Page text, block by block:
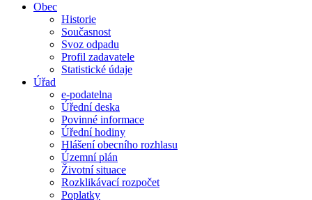
Obec
Historie
Současnost
Svoz odpadu
Profil zadavatele
Statistické údaje
Úřad
e-podatelna
Úřední deska
Povinné informace
Úřední hodiny
Hlášení obecního rozhlasu
Územní plán
Životní situace
Rozklikávací rozpočet
Poplatky